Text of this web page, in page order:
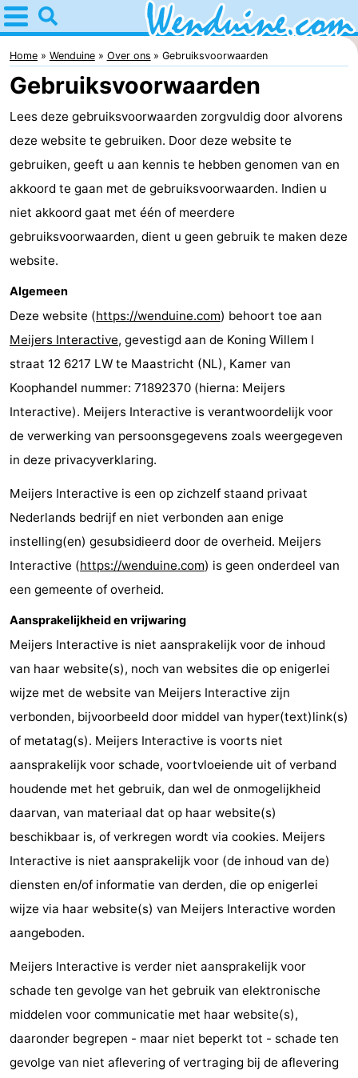
Home
Wenduine
Tips
Voor
kinderen
Overnachten
Appartementen
-
Residentie
Garden
-
Blankenberge
(&
Campings
Vakantiehuizen
Beachside
-
Blankenberger
Duinen
-
Center
Parcs
Haan
Last
minutes
Strand
&
doen
Bezienswaardigheden
-
Musea
-
Monumenten
-
Uitkijkpunten
Attracties
-
Rondvaarten
-
Boerderijen
-
Binnenspeeltuinen
-
Minigolfbanen
Wellness
Home Wenduine Over ons Gebruiksvoorwaarden
Gebruiksvoorwaarden
Lees deze gebruiksvoorwaarden zorgvuldig door alvorens
deze website te gebruiken. Door deze website te
gebruiken, geeft u aan kennis te hebben genomen van en
akkoord te gaan met de gebruiksvoorwaarden. Indien u
niet akkoord gaat met één of meerdere
gebruiksvoorwaarden, dient u geen gebruik te maken deze
website.
Algemeen
Deze website (https://wenduine.com) behoort toe aan
Meijers Interactive, gevestigd aan de Koning Willem I
straat 12 6217 LW te Maastricht (NL), Kamer van
Koophandel nummer: 71892370 (hierna: Meijers
Interactive). Meijers Interactive is verantwoordelijk voor
de verwerking van persoonsgegevens zoals weergegeven
in deze privacyverklaring.
Meijers Interactive is een op zichzelf staand privaat
Nederlands bedrijf en niet verbonden aan enige
instelling(en) gesubsidieerd door de overheid. Meijers
Interactive (https://wenduine.com) is geen onderdeel van
een gemeente of overheid.
Aansprakelijkheid en vrijwaring
Meijers Interactive is niet aansprakelijk voor de inhoud
van haar website(s), noch van websites die op enigerlei
wijze met de website van Meijers Interactive zijn
verbonden, bijvoorbeeld door middel van hyper(text)link(s)
of metatag(s). Meijers Interactive is voorts niet
aansprakelijk voor schade, voortvloeiende uit of verband
houdende met het gebruik, dan wel de onmogelijkheid
daarvan, van materiaal dat op haar website(s)
beschikbaar is, of verkregen wordt via cookies. Meijers
Interactive is niet aansprakelijk voor (de inhoud van de)
diensten en/of informatie van derden, die op enigerlei
wijze via haar website(s) van Meijers Interactive worden
aangeboden.
Meijers Interactive is verder niet aansprakelijk voor
schade ten gevolge van het gebruik van elektronische
middelen voor communicatie met haar website(s),
daaronder begrepen - maar niet beperkt tot - schade ten
gevolge van niet aflevering of vertraging bij de aflevering